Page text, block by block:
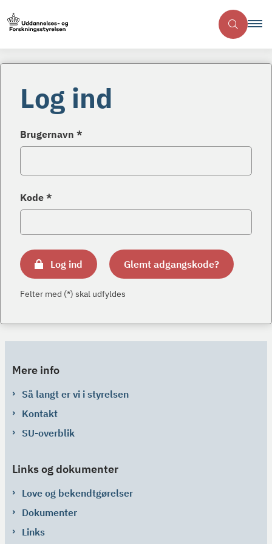
Log ind
Brugernavn *
Kode *
Log ind Glemt adgangskode?
Felter med (*) skal udfyldes
Mere info
Så langt er vi i styrelsen
Kontakt
SU-overblik
Links og dokumenter
Love og bekendtgørelser
Dokumenter
Links